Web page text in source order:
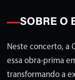
SOBRE O
Neste concerto, a
essa obra-prima
transformando a